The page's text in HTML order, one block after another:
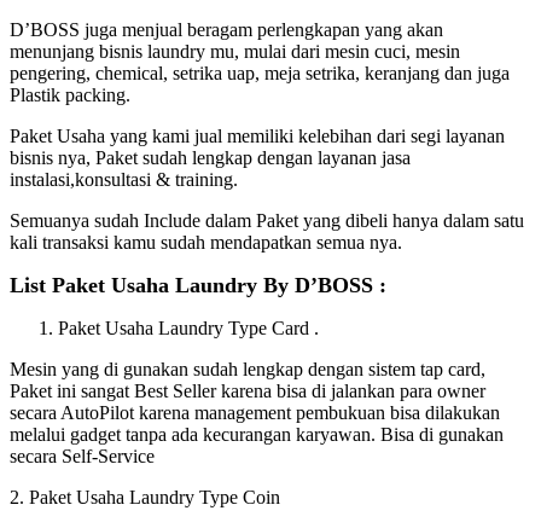
D’BOSS juga menjual beragam perlengkapan yang akan
menunjang bisnis laundry mu, mulai dari mesin cuci, mesin
pengering, chemical, setrika uap, meja setrika, keranjang dan juga
Plastik packing.
Paket Usaha yang kami jual memiliki kelebihan dari segi layanan
bisnis nya, Paket sudah lengkap dengan layanan jasa
instalasi,konsultasi & training.
Semuanya sudah Include dalam Paket yang dibeli hanya dalam satu
kali transaksi kamu sudah mendapatkan semua nya.
List Paket Usaha Laundry By D’BOSS :
Paket Usaha Laundry Type Card .
Mesin yang di gunakan sudah lengkap dengan sistem tap card,
Paket ini sangat Best Seller karena bisa di jalankan para owner
secara AutoPilot karena management pembukuan bisa dilakukan
melalui gadget tanpa ada kecurangan karyawan. Bisa di gunakan
secara Self-Service
2. Paket Usaha Laundry Type Coin